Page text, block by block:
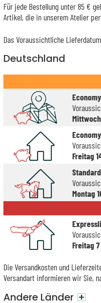
Für jede Bestellung unter 85 €
Artikel, die in unserem Atelier
Das Voraussichtliche
Deutschland
Freitag
Montag
Freitag
Die Versandkosten und
Versandart informieren wir Sie,
Andere Länder +